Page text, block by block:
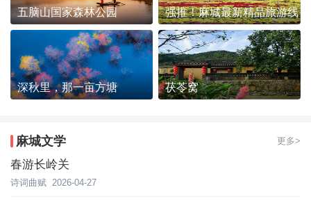
五脑山国家森林公园 强推！麻城最新精品旅游线
路发布~
深秋里，那一亩方塘 茯苓窝
麻城文学 更多>
春游长岭关
诗词曲赋 2026-04-27